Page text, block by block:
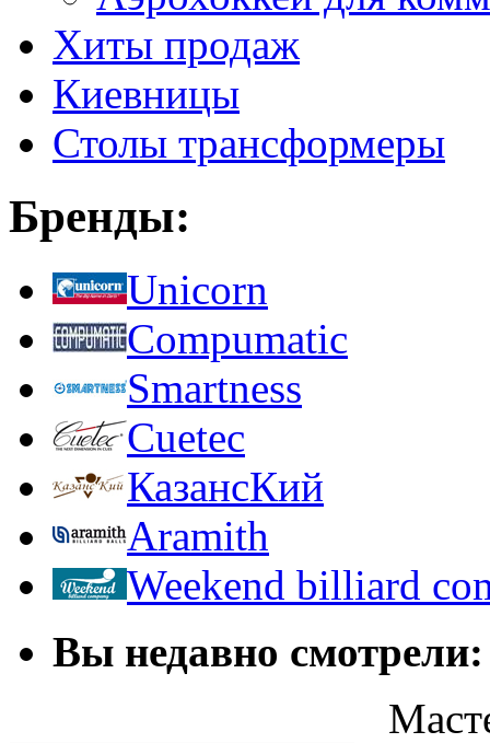
Хиты продаж
Киевницы
Столы трансформеры
Бренды:
Unicorn
Compumatic
Smartness
Cuetec
КазансКий
Aramith
Weekend billiard
Вы недавно смотрели: